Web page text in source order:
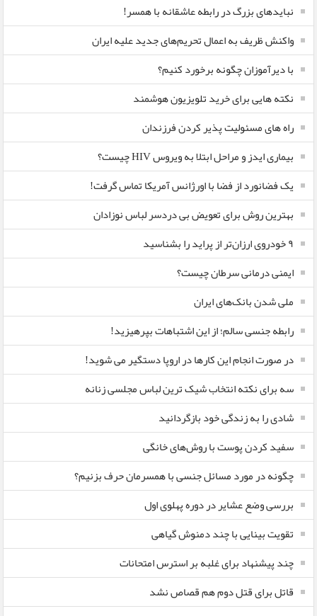
نبایدهای بزرگ در رابطه عاشقانه با همسر!
واکنش ظریف به اعمال تحریم‌های جدید علیه ایران
با دیرآموزان چگونه برخورد کنیم؟
نکته هایی برای خرید تلویزیون هوشمند
راه های مسئولیت پذیر کردن فرزندان
بیماری ایدز و مراحل ابتلا به ویروس HIV چیست؟
یک فضانورد از فضا با اورژانس آمریکا تماس گرفت!
بهترین روش برای تعویض بی دردسر لباس نوزادان
٩ خودروی ارزان‌تر از پراید را بشناسید
ایمنی درمانی سرطان چیست؟
ملی شدن بانک‌های ایران
رابطه جنسی سالم؛ از این اشتباهات بپرهیزید!
در صورت انجام این کارها در اروپا دستگیر می شوید!
سه برای نکته انتخاب شیک ترین لباس مجلسی زنانه
شادی را به زندگی خود بازگردانید
سفید کردن پوست با روش‌های خانگی
چگونه در مورد مسائل جنسی با همسرمان حرف بزنیم؟
بررسی وضع عشایر در دوره پهلوی اول
تقویت بینایی با چند دمنوش گیاهی
چند پیشنهاد برای غلبه بر استرس امتحانات
قاتل برای قتل دوم هم قصاص نشد